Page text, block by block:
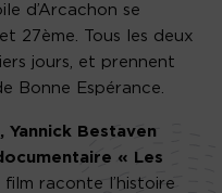
d’Arcachon se
27ème. Tous les deux
jours, et prennent
Bonne Espérance.
Yannick Bestaven
« Les
film raconte l’histoire